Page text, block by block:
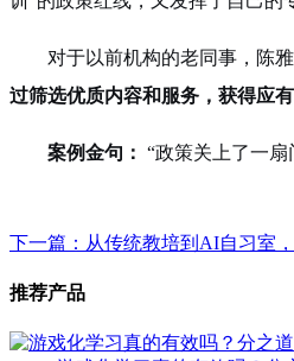
对于以前机构的老同事，陈
过筛选优质内容和服务，获得应有
案例金句： “政策关上了一扇
下一篇：从传统教培到AI自习室
推荐产品